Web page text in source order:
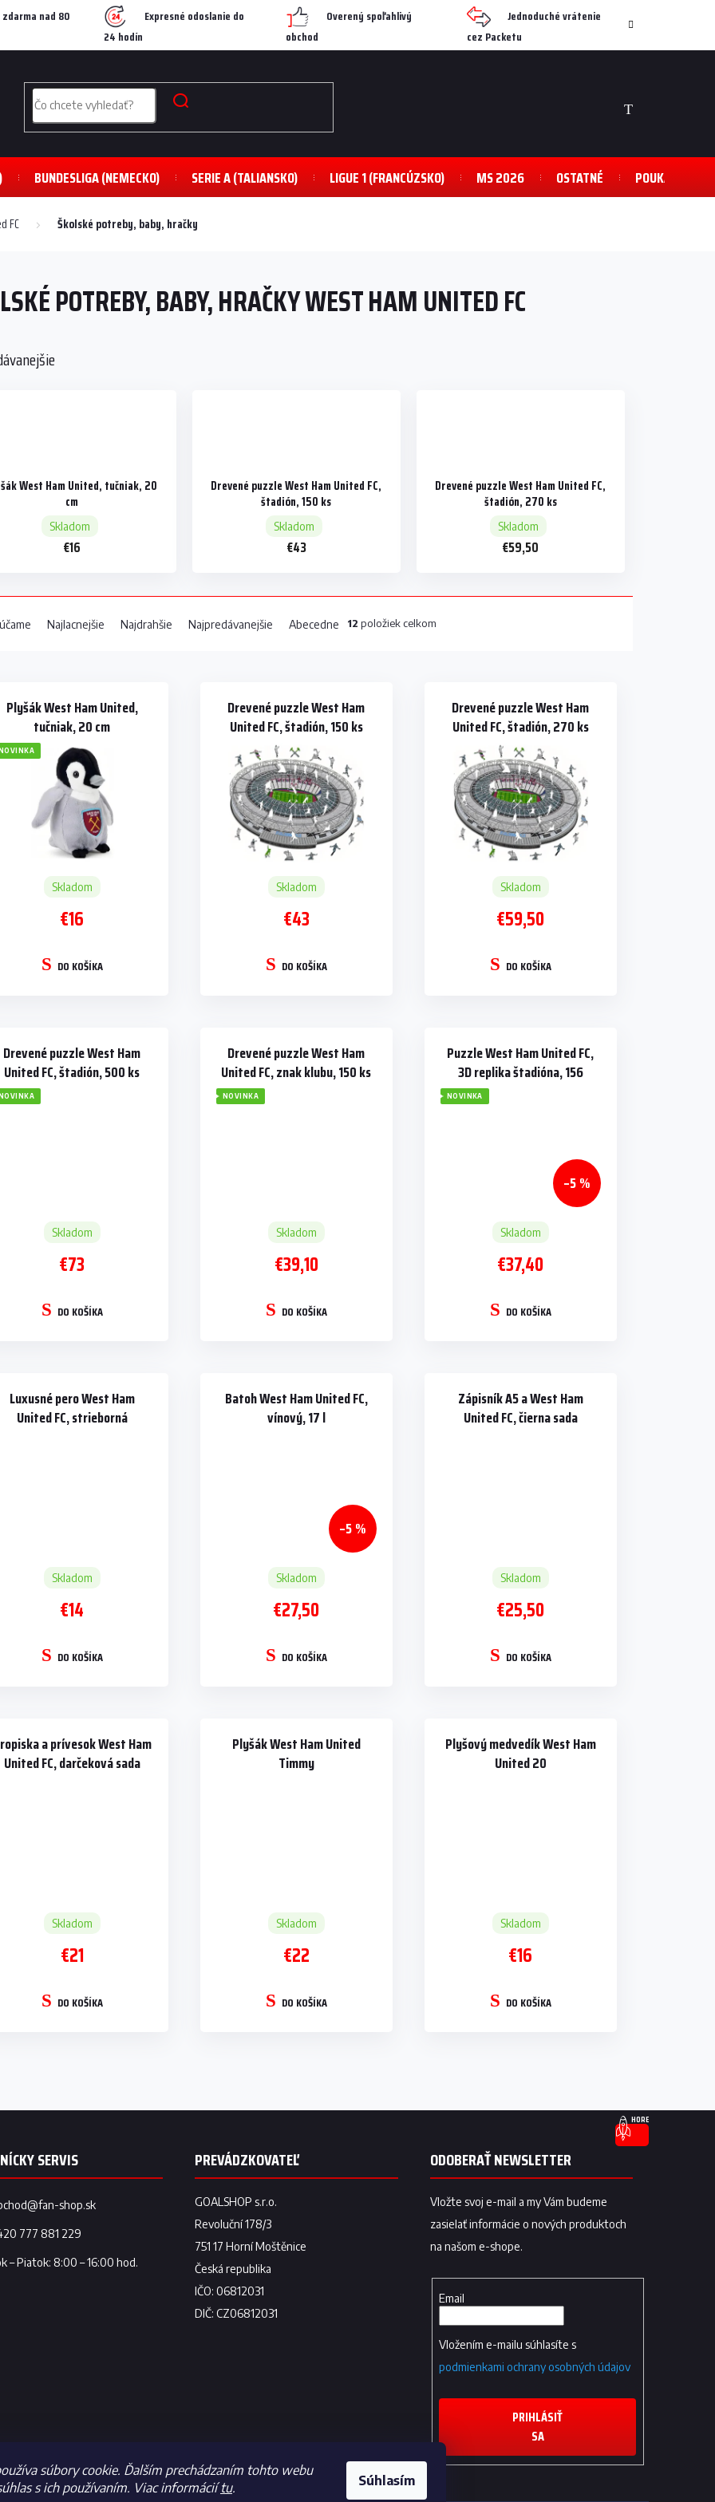
súbory cookie. Ďalším prechádzaním tohto webu
s ich používaním. Viac informáciítu. Súhlasím
nad 80
Expresné odoslanie do
24 hodín
Overený spoľahlivý
obchod
Jednoduché vrátenie
cez Packetu
NÁKUPNÝ
BUNDESLIGA (NEMECKO) SERIE A (TALIANSKO) LIGUE 1 (FRANCÚZSKO) MS 2026 OSTATNÉ POUKAZY
FC Školské potreby, baby, hračky
POTREBY, BABY, HRAČKY WEST HAM UNITED FC
West Ham United, tučniak, 20
cm
Skladom
€16
Drevené puzzle West Ham United FC,
štadión, 150 ks
Skladom
€43
Drevené puzzle West Ham United FC,
štadión, 270 ks
Skladom
€59,50
Najlacnejšie Najdrahšie Najpredávanejšie Abecedne 12 položiek celkom
Plyšák West Ham United,
tučniak, 20 cm
Skladom
€16
DO KOŠÍKA
Drevené puzzle West Ham
United FC, štadión, 150 ks
Skladom
€43
DO KOŠÍKA
Drevené puzzle West Ham
United FC, štadión, 270 ks
Skladom
€59,50
DO KOŠÍKA
Drevené puzzle West Ham
United FC, štadión, 500 ks
Skladom
€73
DO KOŠÍKA
Drevené puzzle West Ham
United FC, znak klubu, 150 ks
NOVINKA
Skladom
€39,10
DO KOŠÍKA
Puzzle West Ham United FC,
3D replika štadióna, 156
NOVINKA
–5 %
Skladom
€37,40
DO KOŠÍKA
Luxusné pero West Ham
United FC, strieborná
Skladom
€14
DO KOŠÍKA
Batoh West Ham United FC,
vínový, 17 l
–5 %
Skladom
€27,50
DO KOŠÍKA
Zápisník A5 a West Ham
United FC, čierna sada
Skladom
€25,50
DO KOŠÍKA
a prívesok West Ham
United FC, darčeková sada
Skladom
€21
DO KOŠÍKA
Plyšák West Ham United
Timmy
Skladom
€22
DO KOŠÍKA
Plyšový medvedík West Ham
United 20
Skladom
€16
DO KOŠÍKA
á
c
i
k
HORE
@fan-shop.sk
777 881 229
ODOBERAŤ NEWSLETTER
Vložte svoj e-mail a my Vám budeme
zasielať informácie o nových produktoch
na našom e-shope.
Email
Vložením e-mailu súhlasíte s
podmienkami ochrany osobných údajov
PRIHLÁSIŤ
SA